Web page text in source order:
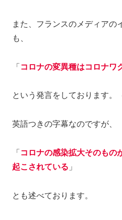
また、フランスのメディアの
も、
「 コロナの変異種はコロナワ
という発言をしております。
英語つきの字幕なのですが、
「 コロナの感染拡大そのもの
起こされている 」
とも述べております。